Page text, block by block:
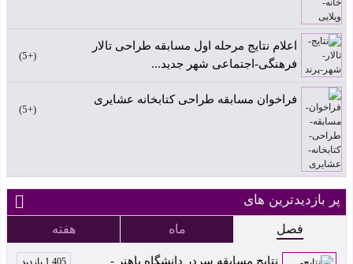
اعلام نتایج مرحله اول مسابقه طراحی تالار
فرهنگی-اجتماعی شهر جدید...
+5
فراخوان مسابقه طراحی کتابخانه عشایری
+5
پر بازدیدترین های
فصل ماه هفته
نتایج مسابقه سردر دانشگاه باهنر - 1,405 بازدید